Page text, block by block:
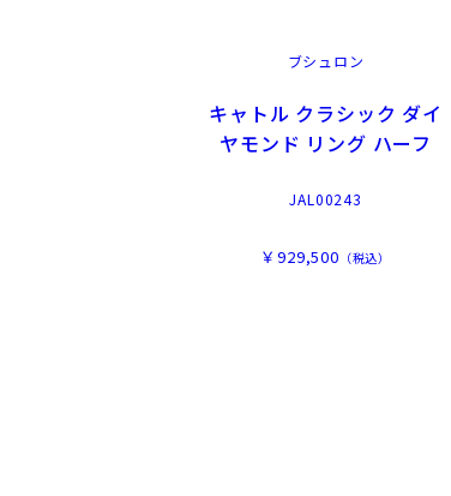
ブシュロン
キャトル クラシック ダイ
ヤモンド リング ハーフ
JAL00243
￥929,500 （税込）